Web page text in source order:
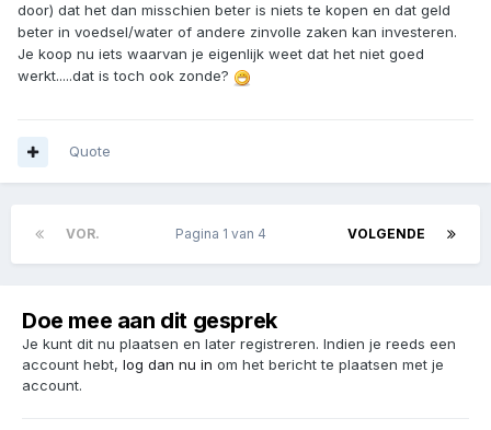
door) dat het dan misschien beter is niets te kopen en dat geld
beter in voedsel/water of andere zinvolle zaken kan investeren.
Je koop nu iets waarvan je eigenlijk weet dat het niet goed
werkt.....dat is toch ook zonde?
Quote
VOR. VOLGENDE
Pagina 1 van 4
Doe mee aan dit gesprek
Je kunt dit nu plaatsen en later registreren. Indien je reeds een
account hebt, log dan nu in om het bericht te plaatsen met je
account.